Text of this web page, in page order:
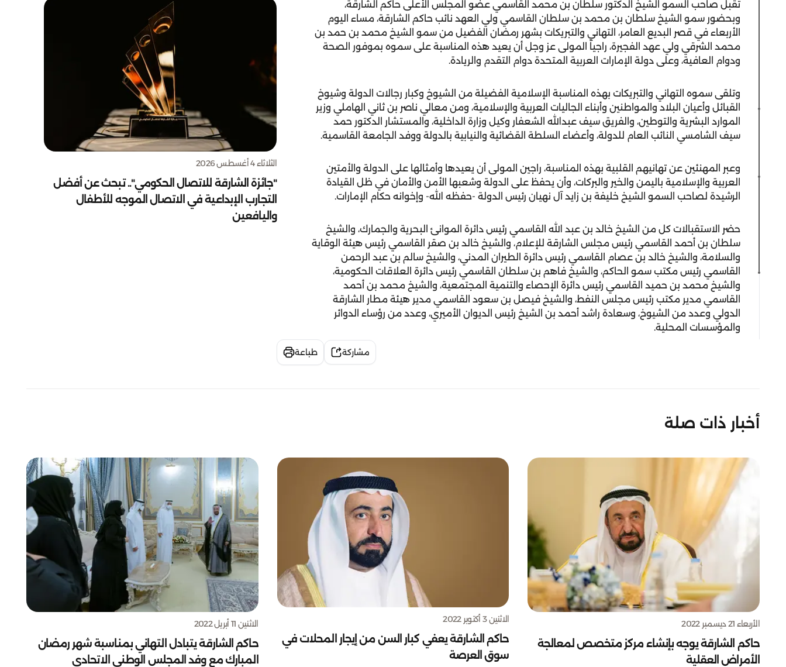
تقبل صاحب السمو الشيخ الدكتور سلطان بن محمد القاسمي عضو المجلس الأعلى حاكم الشارقة،
وبحضور سمو الشيخ سلطان بن محمد بن سلطان القاسمي ولي العهد نائب حاكم الشارقة، مساء اليوم
الأربعاء في قصر البديع العامر، التهاني والتبريكات بشهر رمضان الفضيل من سمو الشيخ محمد بن حمد بن
محمد الشرقي ولي عهد الفجيرة، راجياً المولى عز وجل أن يعيد هذه المناسبة على سموه بموفور الصحة
ودوام العافية، وعلى دولة الإمارات العربية المتحدة دوام التقدم والريادة.
وتلقى سموه التهاني والتبريكات بهذه المناسبة الإسلامية الفضيلة من الشيوخ وكبار رجالات الدولة وشيوخ
القبائل وأعيان البلاد والمواطنين وأبناء الجاليات العربية والإسلامية، ومن معالي ناصر بن ثاني الهاملي وزير
الموارد البشرية والتوطين، والفريق سيف عبدالله الشعفار وكيل وزارة الداخلية، والمستشار الدكتور حمد
سيف الشامسي النائب العام للدولة، وأعضاء السلطة القضائية والنيابية بالدولة ووفد الجامعة القاسمية.
وعبر المهنئين عن تهانيهم القلبية بهذه المناسبة، راجين المولى أن يعيدها وأمثالها على الدولة والأمتين
العربية والإسلامية باليمن والخير والبركات، وأن يحفظ على الدولة وشعبها الأمن والأمان في ظل القيادة
الرشيدة لصاحب السمو الشيخ خليفة بن زايد آل نهيان رئيس الدولة -حفظه الله- وإخوانه حكام الإمارات.
حضر الاستقبالات كل من الشيخ خالد بن عبد الله القاسمي رئيس دائرة الموانئ البحرية والجمارك، والشيخ
سلطان بن أحمد القاسمي رئيس مجلس الشارقة للإعلام، والشيخ خالد بن صقر القاسمي رئيس هيئة الوقاية
والسلامة، والشيخ خالد بن عصام القاسمي رئيس دائرة الطيران المدني، والشيخ سالم بن عبد الرحمن
القاسمي رئيس مكتب سمو الحاكم، والشيخ فاهم بن سلطان القاسمي رئيس دائرة العلاقات الحكومية،
والشيخ محمد بن حميد القاسمي رئيس دائرة الإحصاء والتنمية المجتمعية، والشيخ محمد بن أحمد
القاسمي مدير مكتب رئيس مجلس النفط، والشيخ فيصل بن سعود القاسمي مدير هيئة مطار الشارقة
الدولي وعدد من الشيوخ، وسعادة راشد أحمد بن الشيخ رئيس الديوان الأميري، وعدد من رؤساء الدوائر
والمؤسسات المحلية.
مشاركة طباعة
الثلاثاء 4 أغسطس 2026
"جائزة الشارقة للاتصال الحكومي".. تبحث عن أفضل
التجارب الإبداعية في الاتصال الموجه للأطفال
واليافعين
أخبار ذات صلة
الأربعاء 21 ديسمبر 2022
حاكم الشارقة يوجه بإنشاء مركز متخصص لمعالجة
الأمراض العقلية
الاثنين 3 أكتوبر 2022
حاكم الشارقة يعفي كبار السن من إيجار المحلات في
سوق العرصة
الاثنين 11 أبريل 2022
حاكم الشارقة يتبادل التهاني بمناسبة شهر رمضان
المبارك مع وفد المجلس الوطني الاتحادي